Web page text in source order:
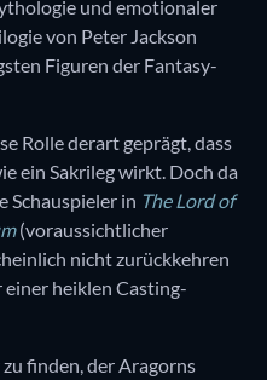
und emotionaler
von Peter Jackson
Figuren der Fantasy-
Rolle derart geprägt, dass
ein Sakrileg wirkt. Doch da
Schauspieler in The Lord of
(voraussichtlicher
nicht zurückkehren
heiklen Casting-
finden, der Aragorns